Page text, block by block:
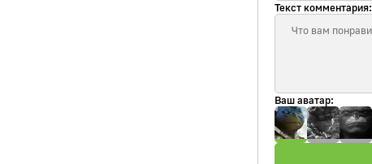
Текст комментария:
Ваш аватар: